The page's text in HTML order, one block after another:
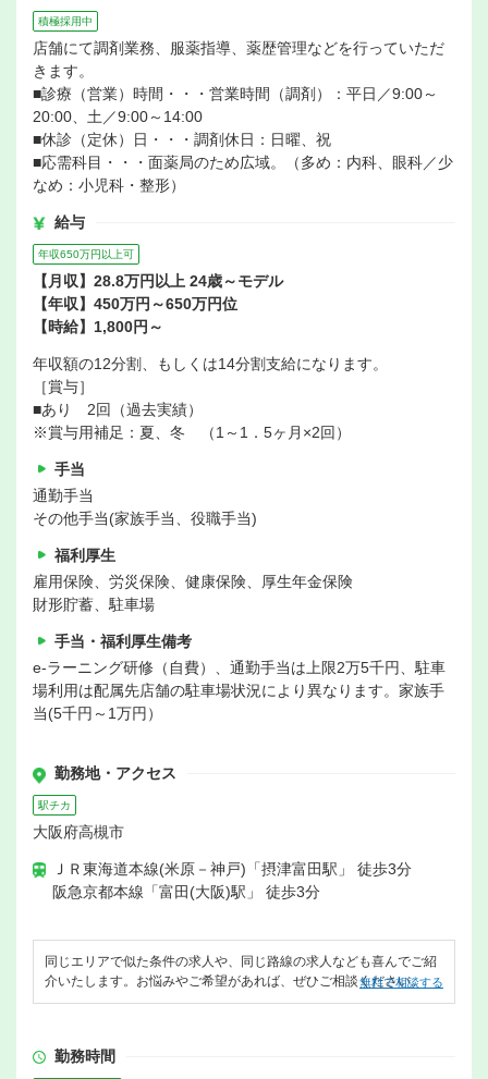
積極採用中
店舗にて調剤業務、服薬指導、薬歴管理などを行っていただ
きます。
■診療（営業）時間・・・営業時間（調剤）：平日／9:00～
20:00、土／9:00～14:00
■休診（定休）日・・・調剤休日：日曜、祝
■応需科目・・・面薬局のため広域。（多め：内科、眼科／少
なめ：小児科・整形）
給与
年収650万円以上可
【月収】28.8万円以上 24歳～モデル
【年収】450万円～650万円位
【時給】1,800円～
年収額の12分割、もしくは14分割支給になります。
［賞与］
■あり 2回（過去実績）
※賞与用補足：夏、冬 （1～1．5ヶ月×2回）
手当
通勤手当
その他手当(家族手当、役職手当)
福利厚生
雇用保険、労災保険、健康保険、厚生年金保険
財形貯蓄、駐車場
手当・福利厚生備考
e-ラーニング研修（自費）、通勤手当は上限2万5千円、駐車
場利用は配属先店舗の駐車場状況により異なります。家族手
当(5千円～1万円）
勤務地・アクセス
駅チカ
大阪府高槻市
ＪＲ東海道本線(米原－神戸)「摂津富田駅」 徒歩3分
阪急京都本線「富田(大阪)駅」 徒歩3分
同じエリアで似た条件の求人や、同じ路線の求人なども喜んでご紹
介いたします。お悩みやご希望があれば、ぜひご相談ください。
無料で相談する
勤務時間